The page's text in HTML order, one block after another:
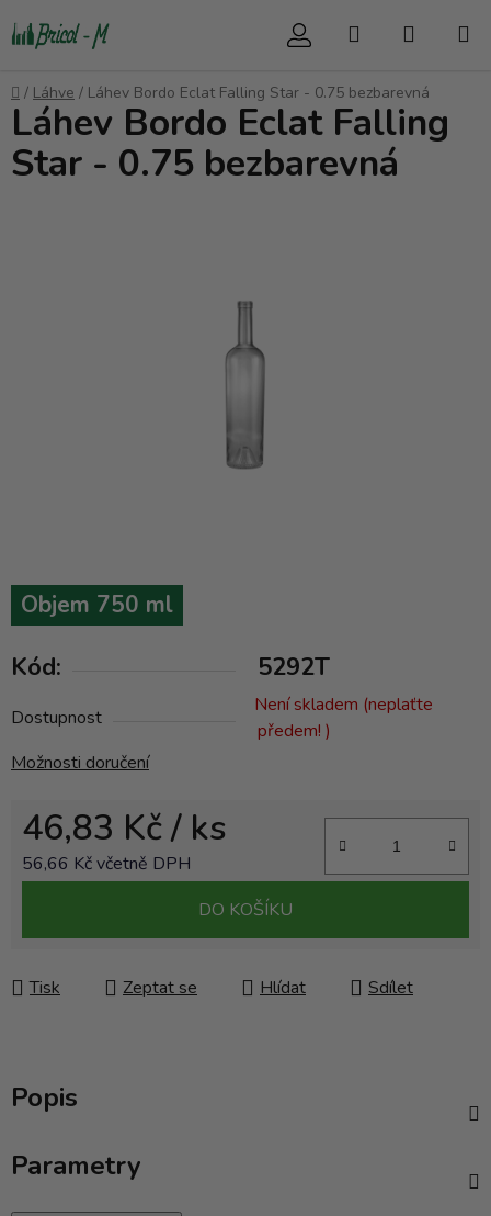
na
Hledat
Domů
/ Láhve / Láhev Bordo Eclat Falling Star - 0.75 bezbarevná
Objem 750 ml
Kód: 5292T
Dostupnost
Není skladem (neplaťte
předem! )
Možnosti doručení
46,83 Kč/ ks
56,66 Kč včetně DPH
DO KOŠÍKU
Tisk Zeptat se Hlídat Sdílet
Láhev Bordo Eclat Falling
Star - 0.75 bezbarevná
Popis
Parametry